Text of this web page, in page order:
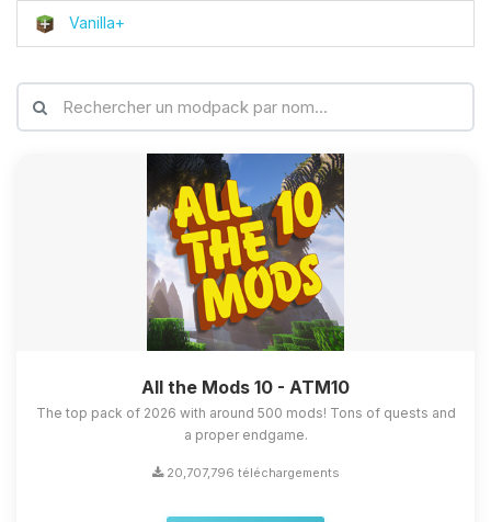
Vanilla+
All the Mods 10 - ATM10
The top pack of 2026 with around 500 mods! Tons of quests and
a proper endgame.
20,707,796 téléchargements